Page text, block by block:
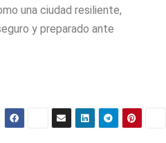
una ciudad resiliente,
y preparado ante